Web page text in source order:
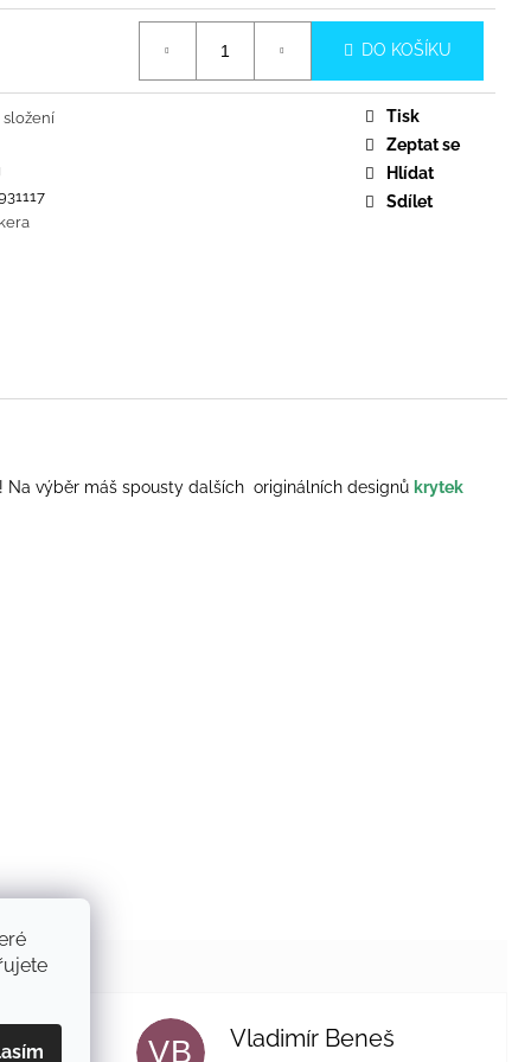
DO KOŠÍKU
Tisk
Zeptat se
Hlídat
Sdílet
Na výběr máš spousty dalších originálních designů krytek
VB Vladimír Beneš